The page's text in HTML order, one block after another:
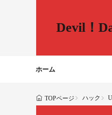
Devil！
ホーム
TOPページ ハック